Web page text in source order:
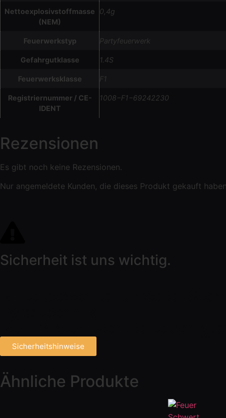
Nettoexplosivstoffmasse
(NEM)
0,4g
Feuerwerkstyp Partyfeuerwerk
Gefahrgutklasse 1.4S
Feuerwerksklasse F1
Registriernummer / CE-
IDENT
1008−F1−69242230
Rezensionen
Es gibt noch keine Rezensionen.
Nur angemeldete Kunden, die dieses Produkt gekauft
Sicherheit ist uns wichtig.
Sicherheitshinweise
Ähnliche Produkte